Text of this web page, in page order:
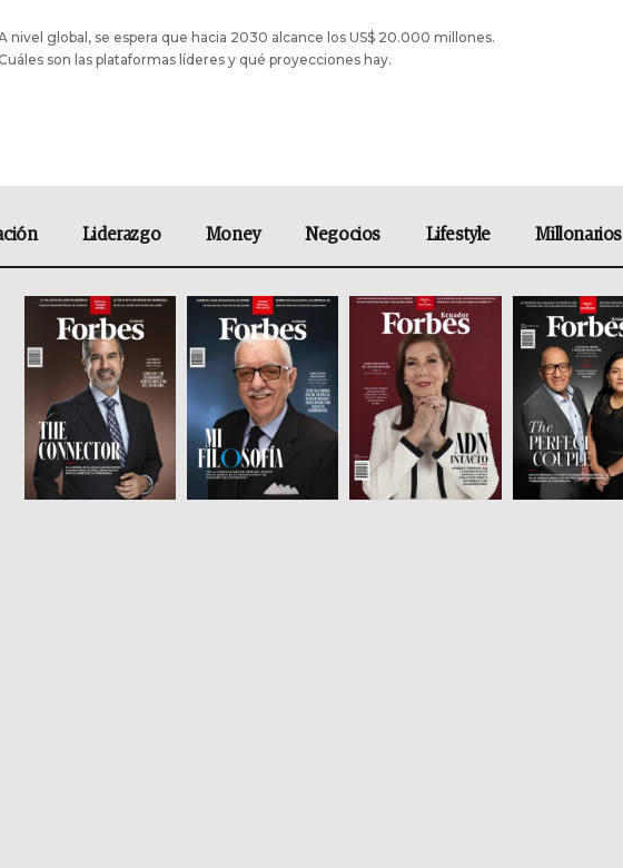
nivel global, se espera que hacia 2030 alcance los US$ 20.000 millones.
Cuáles son las plataformas líderes y qué proyecciones hay.
Liderazgo Money Negocios Lifestyle Millonarios